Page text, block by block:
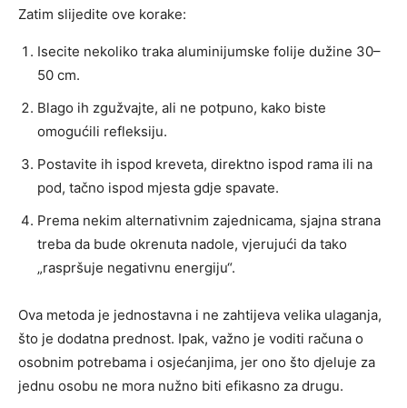
Zatim slijedite ove korake:
Isecite nekoliko traka aluminijumske folije dužine 30–
50 cm.
Blago ih zgužvajte, ali ne potpuno, kako biste
omogućili refleksiju.
Postavite ih ispod kreveta, direktno ispod rama ili na
pod, tačno ispod mjesta gdje spavate.
Prema nekim alternativnim zajednicama, sjajna strana
treba da bude okrenuta nadole, vjerujući da tako
„raspršuje negativnu energiju“.
Ova metoda je jednostavna i ne zahtijeva velika ulaganja,
što je dodatna prednost. Ipak, važno je voditi računa o
osobnim potrebama i osjećanjima, jer ono što djeluje za
jednu osobu ne mora nužno biti efikasno za drugu.